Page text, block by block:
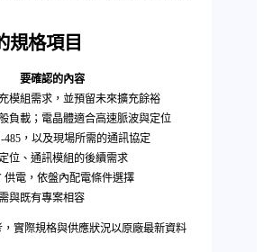
規格項目
要確認的內容
模組需求，並預留未來擴充餘裕
負載；電晶體適合高速脈波與定位
485，以及現場所需的通訊協定
位、通訊模組的後續需求
供電，依盤內配電條件選擇
與既有專案相容
實際規格與供應狀況以原廠最新資料